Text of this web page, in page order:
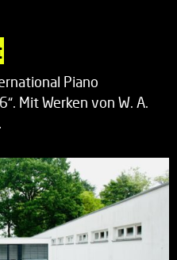
Piano
Mit Werken von W. A.